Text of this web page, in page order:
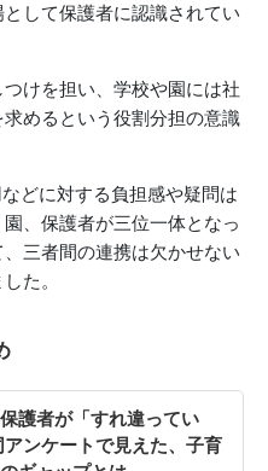
して保護者に認識されてい
けを担い、学校や園には社
めるという役割分担の意識
どに対する負担感や疑問は
、保護者が三位一体となっ
三者間の連携は欠かせない
た。
護者が「すれ違ってい
ンケートで見えた、子育